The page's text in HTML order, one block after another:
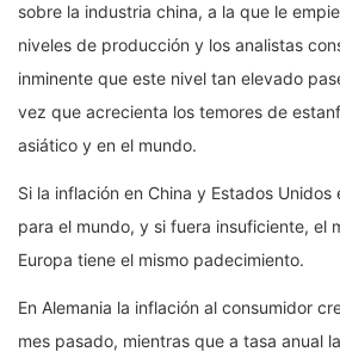
sobre la industria china, a la que le
niveles de producción y los analistas
inminente que este nivel tan elevado
vez que acrecienta los temores de
asiático y en el mundo.
Si la inflación en China y Estados
para el mundo, y si fuera insuficiente, el
Europa tiene el mismo padecimiento.
En Alemania la inflación al consumidor
mes pasado, mientras que a tasa anual